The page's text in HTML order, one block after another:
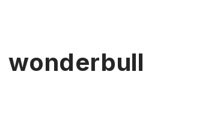
wonderbull